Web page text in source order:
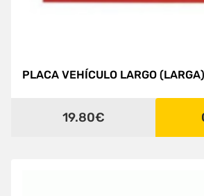
PLACA VEHÍCULO LARGO (LARGA)
19.80€